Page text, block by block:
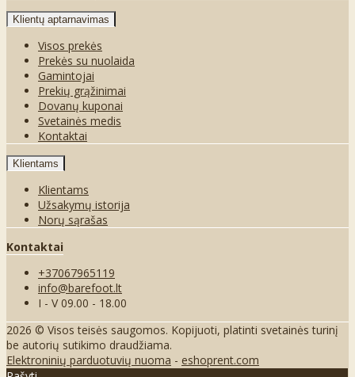
Klientų aptarnavimas
Visos prekės
Prekės su nuolaida
Gamintojai
Prekių grąžinimai
Dovanų kuponai
Svetainės medis
Kontaktai
Klientams
Klientams
Užsakymų istorija
Norų sąrašas
Kontaktai
+37067965119
info@barefoot.lt
I - V 09.00 - 18.00
2026 © Visos teisės saugomos. Kopijuoti, platinti svetainės turinį
be autorių sutikimo draudžiama.
Elektroninių parduotuvių nuoma - eshoprent.com